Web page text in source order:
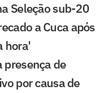
Seleção sub-20
a Cuca após
hora'
presença de
por causa de